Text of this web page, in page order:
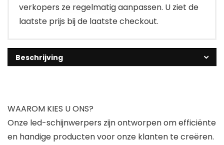
verkopers ze regelmatig aanpassen. U ziet de
laatste prijs bij de laatste checkout.
Beschrijving
WAAROM KIES U ONS?
Onze led-schijnwerpers zijn ontworpen om efficiënte
en handige producten voor onze klanten te creëren.